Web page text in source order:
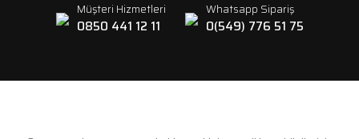
Müşteri Hizmetleri
0850 441 12 11
Whatsapp Sipariş
0(549) 776 51 75